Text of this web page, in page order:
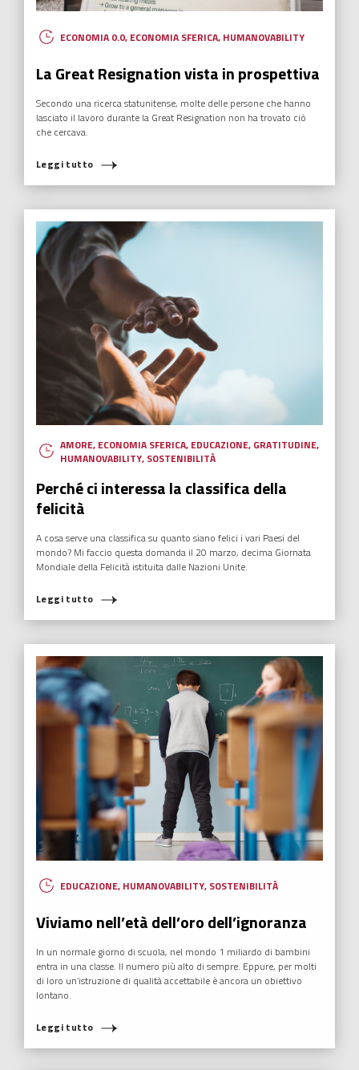
ECONOMIA 0.0, ECONOMIA SFERICA, HUMANOVABILITY
La Great Resignation vista in prospettiva
Secondo una ricerca statunitense, molte delle persone che hanno
lasciato il lavoro durante la Great Resignation non ha trovato ciò
che cercava.
Leggi tutto
AMORE, ECONOMIA SFERICA, EDUCAZIONE, GRATITUDINE,
HUMANOVABILITY, SOSTENIBILITÀ
Perché ci interessa la classifica della
felicità
A cosa serve una classifica su quanto siano felici i vari Paesi del
mondo? Mi faccio questa domanda il 20 marzo, decima Giornata
Mondiale della Felicità istituita dalle Nazioni Unite.
Leggi tutto
EDUCAZIONE, HUMANOVABILITY, SOSTENIBILITÀ
Viviamo nell’età dell’oro dell’ignoranza
In un normale giorno di scuola, nel mondo 1 miliardo di bambini
entra in una classe. Il numero più alto di sempre. Eppure, per molti
di loro un’istruzione di qualità accettabile è ancora un obiettivo
lontano.
Leggi tuttoCOSA STAI CERCANDO?